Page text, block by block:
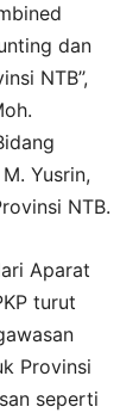
dan
NTB’’,
Yusrin,
NTB.
Aparat
turut
Provinsi
seperti